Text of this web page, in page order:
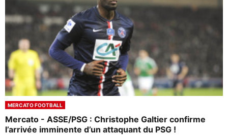
MERCATO FOOTBALL
Mercato - ASSE/PSG : Christophe Galtier confirme
l’arrivée imminente d’un attaquant du PSG !